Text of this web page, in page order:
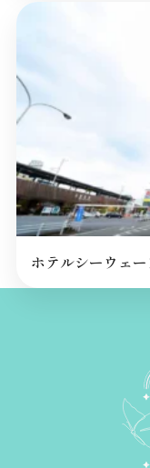
ホテルシーウェ